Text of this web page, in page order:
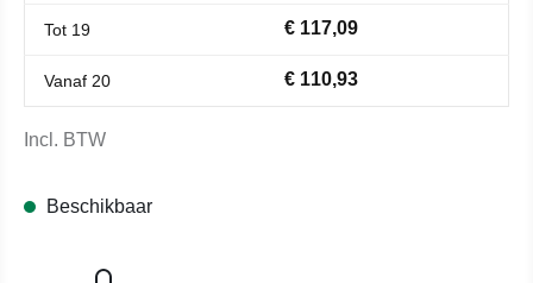
Tot 19 € 117,09
Vanaf 20 € 110,93
Incl. BTW
Beschikbaar